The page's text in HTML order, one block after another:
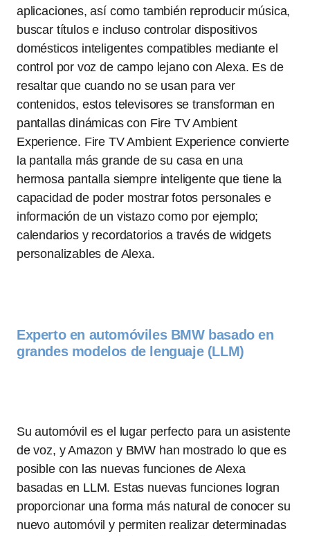
aplicaciones, así como también reproducir música,
buscar títulos e incluso controlar dispositivos
domésticos inteligentes compatibles mediante el
control por voz de campo lejano con Alexa. Es de
resaltar que cuando no se usan para ver
contenidos, estos televisores se transforman en
pantallas dinámicas con Fire TV Ambient
Experience. Fire TV Ambient Experience convierte
la pantalla más grande de su casa en una
hermosa pantalla siempre inteligente que tiene la
capacidad de poder mostrar fotos personales e
información de un vistazo como por ejemplo;
calendarios y recordatorios a través de widgets
personalizables de Alexa.
Experto en automóviles BMW basado en
grandes modelos de lenguaje (LLM)
Su automóvil es el lugar perfecto para un asistente
de voz, y Amazon y BMW han mostrado lo que es
posible con las nuevas funciones de Alexa
basadas en LLM. Estas nuevas funciones logran
proporcionar una forma más natural de conocer su
nuevo automóvil y permiten realizar determinadas